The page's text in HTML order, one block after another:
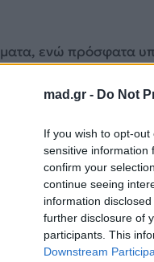
mad.gr - Do Not
If you wish to opt-
sensitive information
confirm your
continue seeing
information
further disclosure of
participants. This
Downstream
ενώ πρόσφατα
2015.
τη χαίρονται και οι
το θερμόμετρο στα